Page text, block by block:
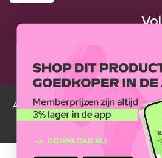
Alle Luxplus ledenprijzen zijn
met de normale